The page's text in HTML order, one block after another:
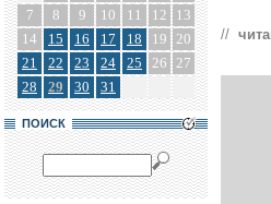
7
8 9 10 11 12
13
14
15 16 17 18 19 20
21
22 23 24 25 26 27
28
29 30 31
ПОИСК
//